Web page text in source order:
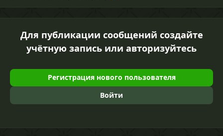
Для публикации сообщений создайте
учётную запись или авторизуйтесь
Регистрация нового пользователя
Войти